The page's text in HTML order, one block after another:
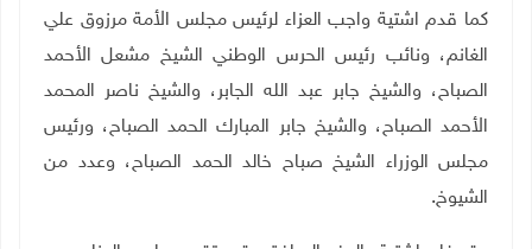
كما قدم اشتية واجب العزاء لرئيس مجلس الأمة مرزوق علي
الغانم، ونائب رئيس الحرس الوطني الشيخ مشعل الأحمد
الصباح، والشيخ جابر عبد الله الجابر، والشيخ ناصر المحمد
الأحمد الصباح، والشيخ جابر المبارك الحمد الصباح، ورئيس
مجلس الوزراء الشيخ صباح خالد الحمد الصباح، وعدد من
الشيوخ.